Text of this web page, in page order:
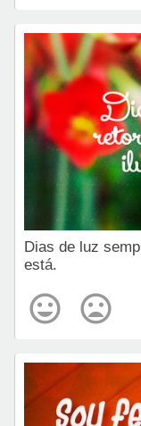
Dias de luz
está.